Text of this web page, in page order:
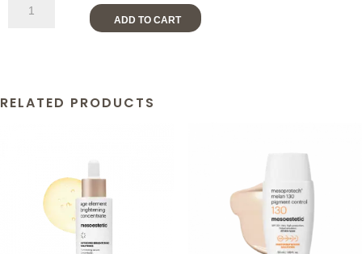
Water
ADD TO CART
RELATED PRODUCTS